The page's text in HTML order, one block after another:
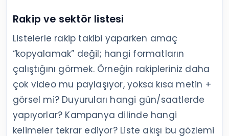
Rakip ve sektör listesi
Listelerle rakip takibi yaparken amaç
“kopyalamak” değil; hangi formatların
çalıştığını görmek. Örneğin rakipleriniz daha
çok video mu paylaşıyor, yoksa kısa metin +
görsel mi? Duyuruları hangi gün/saatlerde
yapıyorlar? Kampanya dilinde hangi
kelimeler tekrar ediyor? Liste akışı bu gözlemi